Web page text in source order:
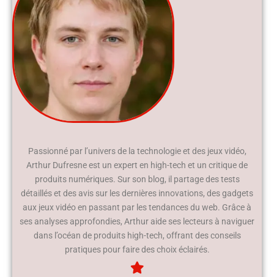
Passionné par l’univers de la technologie et des jeux vidéo,
Arthur Dufresne est un expert en high-tech et un critique de
produits numériques. Sur son blog, il partage des tests
détaillés et des avis sur les dernières innovations, des gadgets
aux jeux vidéo en passant par les tendances du web. Grâce à
ses analyses approfondies, Arthur aide ses lecteurs à naviguer
dans l’océan de produits high-tech, offrant des conseils
pratiques pour faire des choix éclairés.